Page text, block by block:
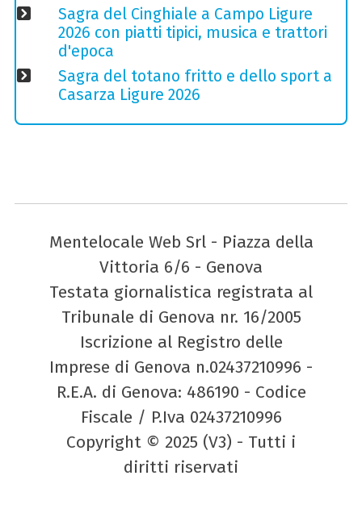
Sagra del Cinghiale a Campo Ligure
2026 con piatti tipici, musica e trattori
d'epoca
Sagra del totano fritto e dello sport a
Casarza Ligure 2026
Mentelocale Web Srl - Piazza della
Vittoria 6/6 - Genova
Testata giornalistica registrata al
Tribunale di Genova nr. 16/2005
Iscrizione al Registro delle
Imprese di Genova n.02437210996 -
R.E.A. di Genova: 486190 - Codice
Fiscale / P.Iva 02437210996
Copyright © 2025 (V3) - Tutti i
diritti riservati